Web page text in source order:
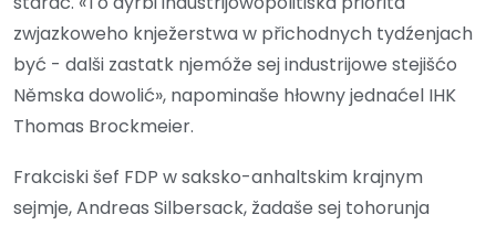
zwjazkoweho knježerstwa w přichodnych tydźenjach
być - dalši zastatk njemóže sej industrijowe stejišćo
Němska dowolić», napominaše hłowny jednaćel IHK
Thomas Brockmeier.
Frakciski šef FDP w saksko-anhaltskim krajnym
sejmje, Andreas Silbersack, žadaše sej tohorunja